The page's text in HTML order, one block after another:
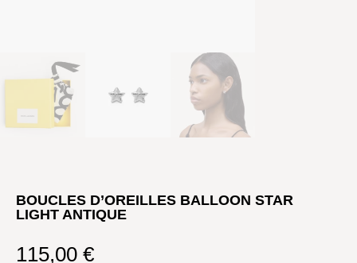
BOUCLES D’OREILLES BALLOON STAR
LIGHT ANTIQUE
115,00 €